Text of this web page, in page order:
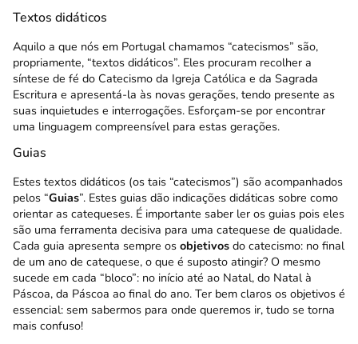
Textos didáticos
Aquilo a que nós em Portugal chamamos “catecismos” são,
propriamente, “textos didáticos”. Eles procuram recolher a
síntese de fé do Catecismo da Igreja Católica e da Sagrada
Escritura e apresentá-la às novas gerações, tendo presente as
suas inquietudes e interrogações. Esforçam-se por encontrar
uma linguagem compreensível para estas gerações.
Guias
Estes textos didáticos (os tais “catecismos”) são acompanhados
pelos “Guias”. Estes guias dão indicações didáticas sobre como
orientar as catequeses. É importante saber ler os guias pois eles
são uma ferramenta decisiva para uma catequese de qualidade.
Cada guia apresenta sempre os objetivos do catecismo: no final
de um ano de catequese, o que é suposto atingir? O mesmo
sucede em cada “bloco”: no início até ao Natal, do Natal à
Páscoa, da Páscoa ao final do ano. Ter bem claros os objetivos é
essencial: sem sabermos para onde queremos ir, tudo se torna
mais confuso!